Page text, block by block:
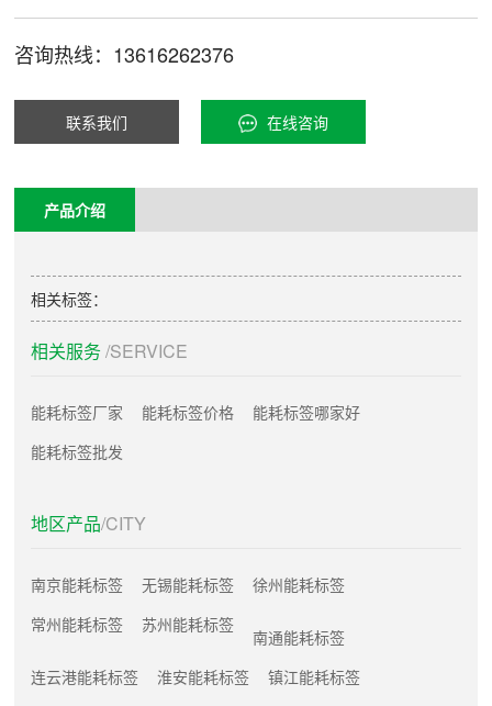
咨询热线：13616262376
联系我们 在线咨询
产品介绍
相关标签：
相关服务/SERVICE
能耗标签厂家 能耗标签价格
能耗标签哪家好
能耗标签批发
地区产品/CITY
南京能耗标签 无锡能耗标签
徐州能耗标签
常州能耗标签
苏州能耗标签
南通能耗标签
连云港能耗标签
淮安能耗标签 镇江能耗标签